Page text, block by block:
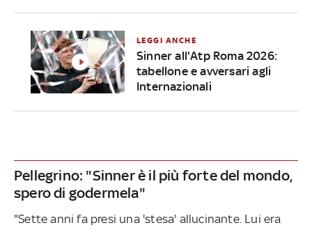
LEGGI ANCHE
Sinner all'Atp Roma 2026:
tabellone e avversari agli
Internazionali
Pellegrino: "Sinner è il più forte del mondo,
spero di godermela"
"Sette anni fa presi una 'stesa' allucinante. Lui era